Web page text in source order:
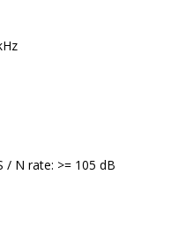
/ N rate: >= 105 dB